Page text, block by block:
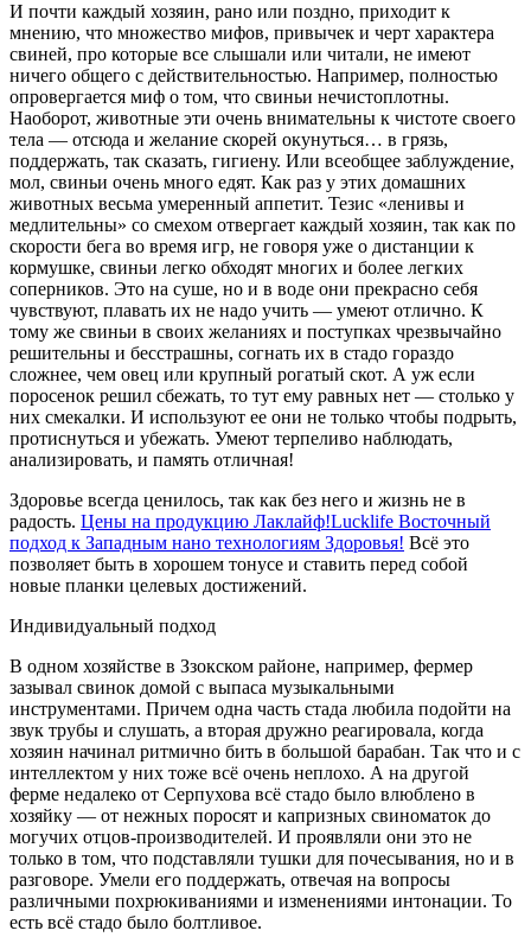
И почти каждый хозяин, рано или поздно, прихо­дит к
мнению, что множество мифов, привычек и черт характера
свиней, про которые все слышали или читали, не имеют
ничего общего с действи­тельностью. Например, полностью
опровергается миф о том, что свиньи нечистоплотны.
Наоборот, животные эти очень внимательны к чистоте сво­его
тела — отсюда и желание скорей окунуться… в грязь,
поддержать, так сказать, гигиену. Или всеобщее заблуждение,
мол, свиньи очень много едят. Как раз у этих домашних
животных весьма умеренный аппетит. Тезис «ленивы и
медлитель­ны» со смехом отвергает каждый хозяин, так как по
скорости бега во время игр, не говоря уже о дистанции к
кормушке, свиньи легко обходят многих и более легких
соперников. Это на суше, но и в воде они прекрасно себя
чувствуют, плавать их не надо учить — умеют отлично. К
тому же сви­ньи в своих желаниях и поступках чрезвычайно
решительны и бесстрашны, согнать их в стадо гораздо
сложнее, чем овец или крупный рогатый скот. А уж если
поросенок решил сбежать, то тут ему равных нет — столько у
них смекалки. И используют ее они не только чтобы подрыть,
про­тиснуться и убежать. Умеют терпеливо наблюдать,
анализировать, и память отличная!
Здоровье всегда ценилось, так как без него и жизнь не в
радость. Цены на продукцию Лаклайф!Lucklife Восточный
подход к Западным нано технологиям Здоровья! Всё это
позволяет быть в хорошем тонусе и ставить перед собой
новые планки целевых достижений.
Индивидуальный подход
В одном хозяйстве в Ззокском районе, например, фермер
зазывал свинок домой с выпаса музы­кальными
инструментами. Причем одна часть стада любила подойти на
звук трубы и слушать, а вторая дружно реагировала, когда
хозяин начи­нал ритмично бить в большой барабан. Так что и с
интеллектом у них тоже всё очень неплохо. А на другой
ферме недалеко от Серпухова всё стадо было влюблено в
хозяйку — от нежных поросят и капризных свиноматок до
могучих отцов-производителей. И проявляли они это не
только в том, что подставляли тушки для почесывания, но и в
разговоре. Умели его поддержать, отвечая на вопросы
различными похрюкиваниями и изменениями интонации. То
есть всё стадо было болтливое.